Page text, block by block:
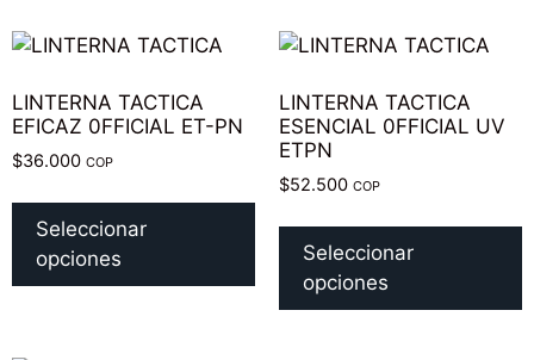
LINTERNA TACTICA
EFICAZ 0FFICIAL ET-PN
$36.000 COP
Seleccionar
opciones
LINTERNA TACTICA
ESENCIAL 0FFICIAL UV
ETPN
$52.500 COP
Seleccionar
opciones